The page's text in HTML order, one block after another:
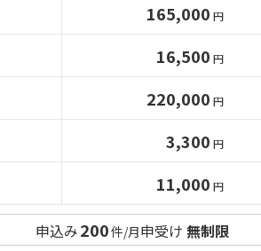
165,000 円
16,500 円
220,000 円
3,300 円
11,000 円
申込み200件/月申受け 無制限